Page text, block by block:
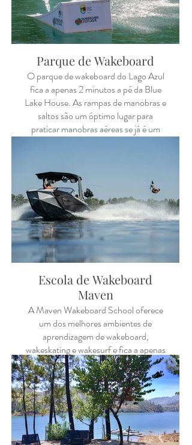
Ligue: +351 963 695 926 para
marcações.
Parque de Wakeboard
O parque de wakeboard do Lago Azul
fica a apenas 2 minutos a pé da Blue
Lake House. As rampas de manobras e
saltos são um óptimo lugar para
praticar manobras aéreas se já é um
primeira vez. A diversão é garantida e
os equipamentos podem ser alugados
no local.
Escola de Wakeboard
Maven
A Maven Wakeboard School oferece
um dos melhores ambientes de
aprendizagem de wakeboard,
wakeskating e wakesurf e fica a apenas
10 minutos a pé da Blue Lake House.
Está disponível o ano todo e oferece
um excelente treino com instrutores
para todos os níveis. A escola tem
diverso equipamento para pessoas de
todos os tamanhos.
Para marcações, ligue: +351 915 844